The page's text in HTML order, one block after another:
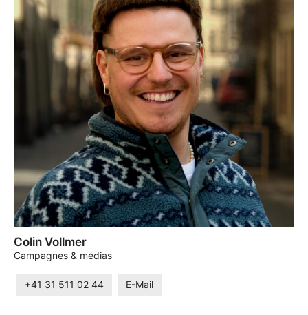
Colin Vollmer
Campagnes & médias
+41 31 511 02 44 E-Mail